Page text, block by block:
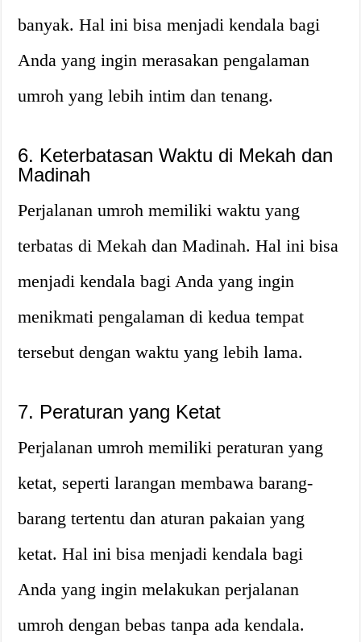
banyak. Hal ini bisa menjadi kendala bagi
Anda yang ingin merasakan pengalaman
umroh yang lebih intim dan tenang.
6. Keterbatasan Waktu di Mekah dan
Madinah
Perjalanan umroh memiliki waktu yang
terbatas di Mekah dan Madinah. Hal ini bisa
menjadi kendala bagi Anda yang ingin
menikmati pengalaman di kedua tempat
tersebut dengan waktu yang lebih lama.
7. Peraturan yang Ketat
Perjalanan umroh memiliki peraturan yang
ketat, seperti larangan membawa barang-
barang tertentu dan aturan pakaian yang
ketat. Hal ini bisa menjadi kendala bagi
Anda yang ingin melakukan perjalanan
umroh dengan bebas tanpa ada kendala.